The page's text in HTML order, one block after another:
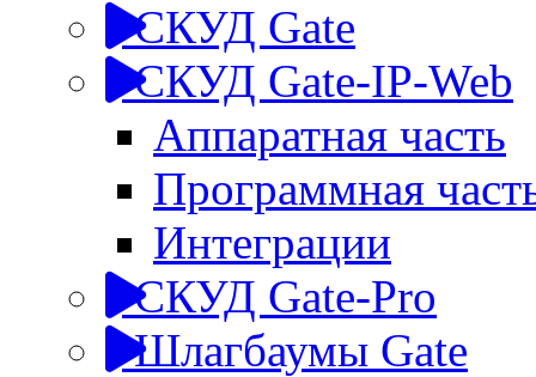
СКУД Gate
СКУД Gate-IP-Web
Аппаратная часть
Программная
Интеграции
СКУД Gate-Pro
Шлагбаумы Gate